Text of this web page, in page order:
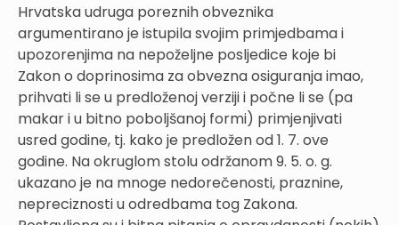
Hrvatska udruga poreznih obveznika
argumentirano je istupila svojim primjedbama i
upozorenjima na nepoželjne posljedice koje bi
Zakon o doprinosima za obvezna osiguranja imao,
prihvati li se u predloženoj verziji i počne li se (pa
makar i u bitno poboljšanoj formi) primjenjivati
usred godine, tj. kako je predložen od 1. 7. ove
godine. Na okruglom stolu održanom 9. 5. o. g.
ukazano je na mnoge nedorečenosti, praznine,
nepreciznosti u odredbama tog Zakona.